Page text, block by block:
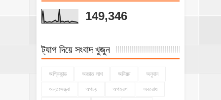
149,346
ট্যাগ দিয়ে সংবাদ খুজুন
অগ্নিকান্ড অজ্ঞাত লাশ অনিয়ম অনুদান
অন্তঃসত্ত্বা অপচয় অপহরণ অবরোধ